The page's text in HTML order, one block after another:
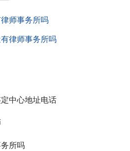
师事务所吗
律师事务所吗
中心地址电话
所吗